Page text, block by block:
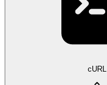
cURL